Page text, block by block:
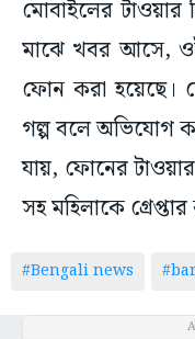
মোবাইলের টাওয়ার
মাঝে খবর আসে,
ফোন করা হয়েছে।
গল্প বলে অভিযোগ
যায়, ফোনের টাওয়ার
সহ মহিলাকে
#Bengali news